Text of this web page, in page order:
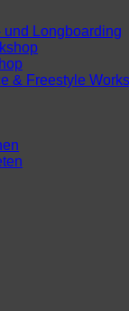
und Longboarding
& Freestyle